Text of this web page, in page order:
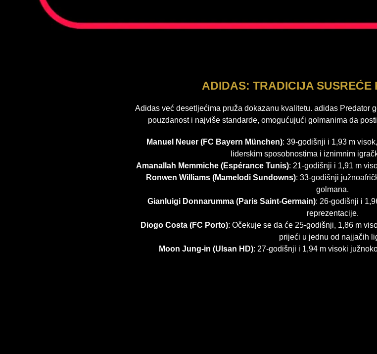
ADIDAS: TRADICIJA SUSREĆE
Adidas već desetljećima pruža dokazanu kvalitetu. adidas Predator
pouzdanost i najviše standarde, omogućujući golmanima da
Manuel Neuer (FC Bayern München): 39-godišnji i 1,93 m
liderskim sposobnostima i iznimnim
Amanallah Memmiche (Espérance Tunis): 21-godišnji i 1,91 m
Ronwen Williams (Mamelodi Sundowns): 33-godišnji
golmana.
Gianluigi Donnarumma (Paris Saint-Germain): 26-godišnji i
reprezentacije.
Diogo Costa (FC Porto): Očekuje se da će 25-godišnji, 1,86 m
prijeći u jednu od najjačih
Moon Jung-in (Ulsan HD): 27-godišnji i 1,94 m visoki